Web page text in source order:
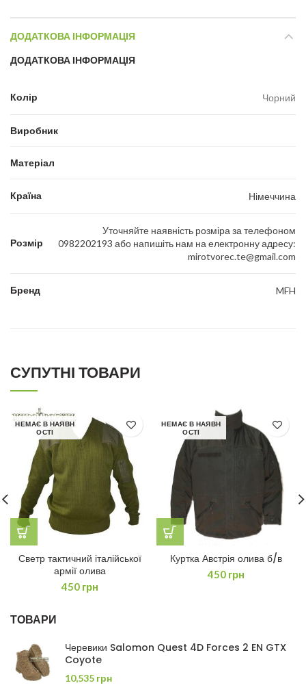
ДОДАТКОВА ІНФОРМАЦІЯ
ДОДАТКОВА ІНФОРМАЦІЯ
Колір Чорний
Виробник
Матеріал
Країна Німеччина
Розмір
Уточняйте наявність розміра за телефоном
0982202193 або напишіть нам на електронну адресу:
mirotvorec.te@gmail.com
Бренд MFH
СУПУТНІ ТОВАРИ
НЕМАЄ В НАЯВН
ОСТІ
Светр тактичний італійської
армії олива
450 грн
НЕМАЄ В НАЯВН
ОСТІ
Куртка Австрія олива б/в
450 грн
ТОВАРИ
Черевики Salomon Quest 4D Forces 2 EN GTX
Coyote
10,535 грн